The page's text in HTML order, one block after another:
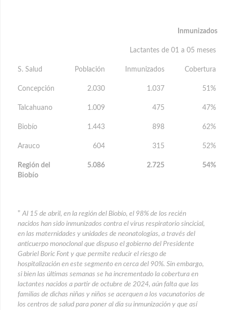
Inmunizados
Lactantes de 01 a 05 meses
S. Salud Población Inmunizados Cobertura
Concepción 2.030 1.037 51%
Talcahuano 1.009 475 47%
Biobío 1.443 898 62%
Arauco 604 315 52%
Región del
Biobío
5.086 2.725 54%
" Al 15 de abril, en la región del Biobío, el 98% de los recién
nacidos han sido inmunizados contra el virus respiratorio sincicial,
en las maternidades y unidades de neonatologías, a través del
anticuerpo monoclonal que dispuso el gobierno del Presidente
Gabriel Boric Font y que permite reducir el riesgo de
hospitalización en este segmento en cerca del 90%. Sin embargo,
si bien las últimas semanas se ha incrementado la cobertura en
lactantes nacidos a partir de octubre de 2024, aún falta que las
familias de dichas niñas y niños se acerquen a los vacunatorios de
los centros de salud para poner al día su inmunización y que así